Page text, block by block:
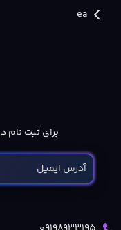
ea
برای ثبت نام